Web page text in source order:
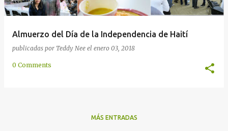
Almuerzo del Día de la Independencia de Haití
publicadas por Teddy Nee el enero 03, 2018
0 Comments
MÁS ENTRADAS